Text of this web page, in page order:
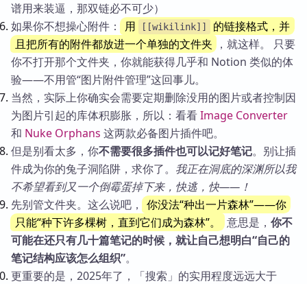
谱用来装逼，那双链必不可少）
如果你不想操心附件： 用 [[wikilink]]
的链接格式，并
且把所有的附件都放进一个单独的文件夹 ，就这样。 只要
你不打开那个文件夹，你就能获得几乎和 Notion 类似的体
验——不用管“图片附件管理”这回事儿。
当然，实际上你确实会需要定期删除没用的图片或者控制因
为图片引起的库体积膨胀，所以：看看Image Converter
和 Nuke Orphans 这两款必备图片插件吧。
但是别看太多，你不需要很多插件也可以记好笔记。别让插
件成为你的兔子洞陷阱，求你了。 我正在洞底的深渊所以我
不希望看到又一个倒霉蛋掉下来，快逃，快——！
先别管文件夹。这么说吧， 你没法“种出一片森林”——你
只能“种下许多棵树，直到它们成为森林”。
意思是，你不
可能在还只有几十篇笔记的时候，就让自己想明白“自己的
笔记结构应该怎么组织”。
更重要的是，2025年了，「搜索」的实用程度远远大于